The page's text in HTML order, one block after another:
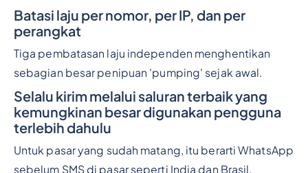
Batasi laju per nomor, per IP, dan per
perangkat
Tiga pembatasan laju independen menghentikan
sebagian besar penipuan 'pumping' sejak awal.
Selalu kirim melalui saluran terbaik yang
kemungkinan besar digunakan pengguna
terlebih dahulu
Untuk pasar yang sudah matang, itu berarti WhatsApp
sebelum SMS di pasar seperti India dan Brasil.